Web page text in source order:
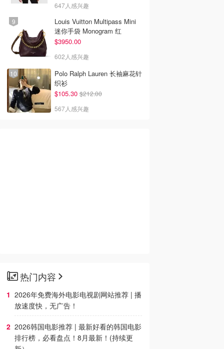
647人感兴趣
Louis Vuitton Multipass Mini
迷你手袋 Monogram 红
$3950.00
602人感兴趣
Polo Ralph Lauren 长袖麻花针
织衫
$105.30 $212.00
567人感兴趣
热门内容
2026年免费海外电影电视剧网站推荐 | 播
放速度快，无广告！
2026韩国电影推荐 | 最新好看的韩国电影
排行榜，必看盘点！8月最新！(持续更